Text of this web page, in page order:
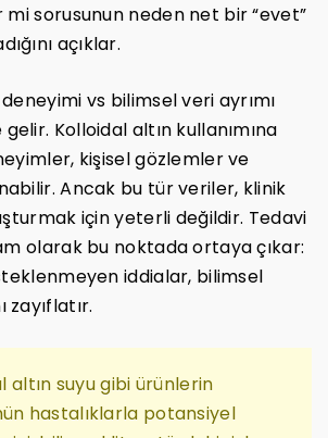
sorusunun neden net bir “evet”
açıklar.
vs bilimsel veri ayrımı
Kolloidal altın kullanımına
kişisel gözlemler ve
Ancak bu tür veriler, klinik
için yeterli değildir. Tedavi
olarak bu noktada ortaya çıkar:
iddialar, bilimsel
zayıflatır.
altın suyu gibi ürünlerin
hastalıklarla potansiyel